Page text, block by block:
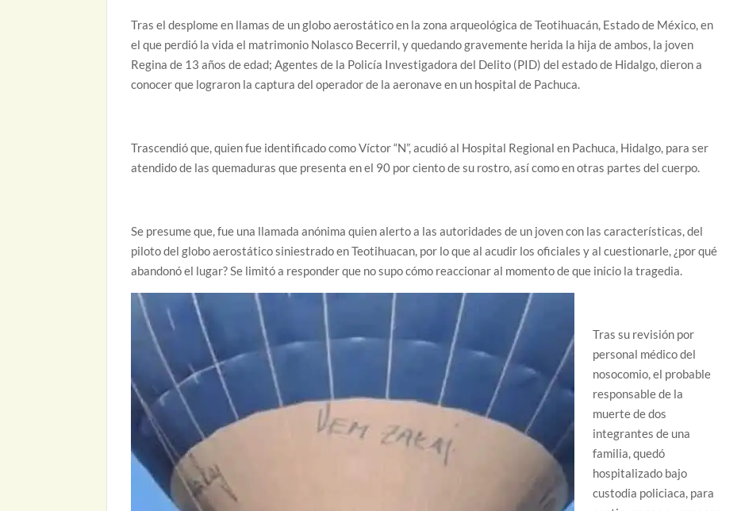
Tras el desplome en llamas de un globo aerostático en la zona arqueológica de Teotihuacán, Estado de México, en
el que perdió la vida el matrimonio Nolasco Becerril, y quedando gravemente herida la hija de ambos, la joven
Regina de 13 años de edad; Agentes de la Policía Investigadora del Delito (PID) del estado de Hidalgo, dieron a
conocer que lograron la captura del operador de la aeronave en un hospital de Pachuca.
Trascendió que, quien fue identificado como Víctor “N”, acudió al Hospital Regional en Pachuca, Hidalgo, para ser
atendido de las quemaduras que presenta en el 90 por ciento de su rostro, así como en otras partes del cuerpo.
Se presume que, fue una llamada anónima quien alerto a las autoridades de un joven con las características, del
piloto del globo aerostático siniestrado en Teotihuacan, por lo que al acudir los oficiales y al cuestionarle, ¿por qué
abandonó el lugar? Se limitó a responder que no supo cómo reaccionar al momento de que inicio la tragedia.
Tras su revisión por
personal médico del
nosocomio, el probable
responsable de la
muerte de dos
integrantes de una
familia, quedó
hospitalizado bajo
custodia policiaca, para